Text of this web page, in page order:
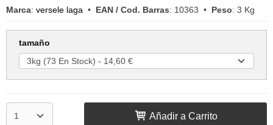
Marca: versele laga • EAN / Cod. Barras: 10363 • Peso: 3 Kg
tamaño
Añadir a Carrito